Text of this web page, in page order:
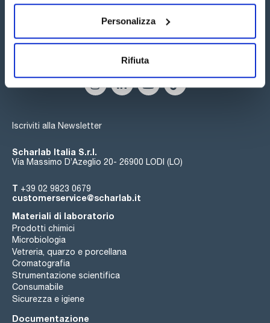
Personalizza
Rifiuta
Seguici:
Iscriviti alla Newsletter
Scharlab Italia S.r.l.
Via Massimo D’Azeglio 20- 26900 LODI (LO)
T +39 02 9823 0679
customerservice@scharlab.it
Materiali di laboratorio
Prodotti chimici
Microbiologia
Vetreria, quarzo e porcellana
Cromatografia
Strumentazione scientifica
Consumabile
Sicurezza e igiene
Documentazione